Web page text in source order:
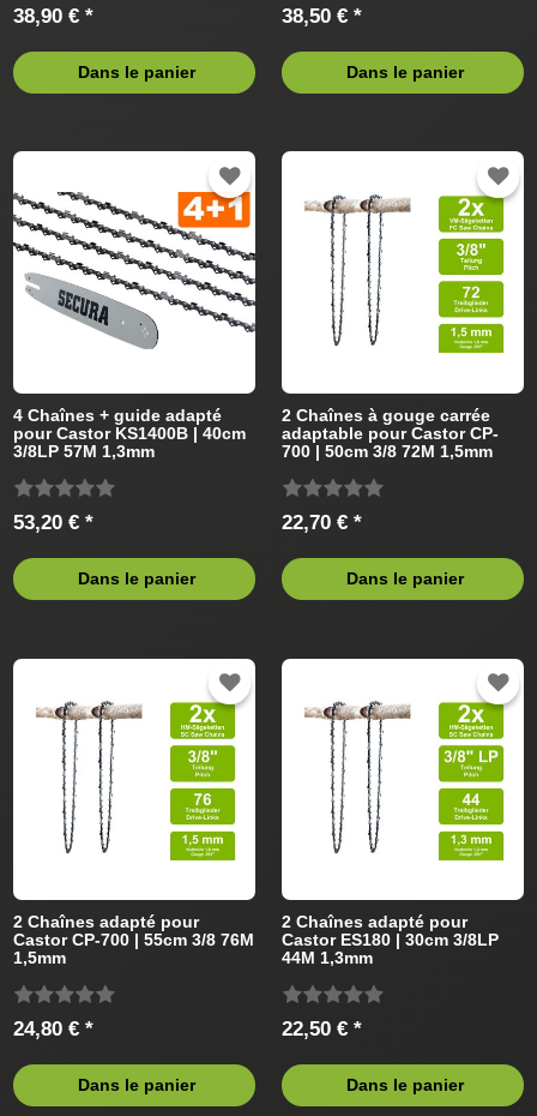
38,90 € *
Dans le panier
38,50 € *
Dans le panier
4 Chaînes + guide adapté
pour Castor KS1400B | 40cm
3/8LP 57M 1,3mm
53,20 € *
Dans le panier
2 Chaînes à gouge carrée
adaptable pour Castor CP-
700 | 50cm 3/8 72M 1,5mm
22,70 € *
Dans le panier
2 Chaînes adapté pour
Castor CP-700 | 55cm 3/8 76M
1,5mm
24,80 € *
Dans le panier
2 Chaînes adapté pour
Castor ES180 | 30cm 3/8LP
44M 1,3mm
22,50 € *
Dans le panier